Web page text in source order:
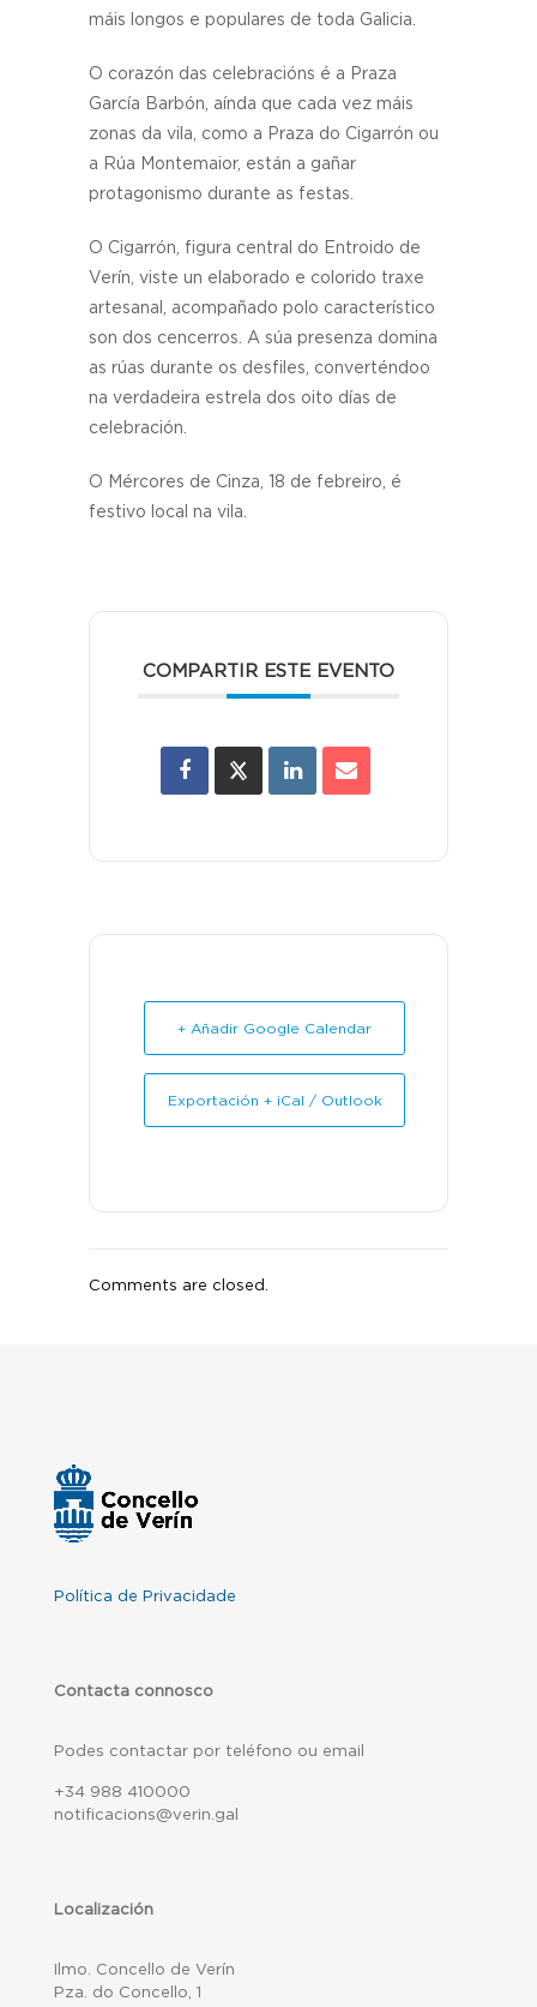
máis longos e populares de toda Galicia.
O corazón das celebracións é a Praza
García Barbón, aínda que cada vez máis
zonas da vila, como a Praza do Cigarrón ou
a Rúa Montemaior, están a gañar
protagonismo durante as festas.
O Cigarrón, figura central do Entroido de
Verín, viste un elaborado e colorido traxe
artesanal, acompañado polo característico
son dos cencerros. A súa presenza domina
as rúas durante os desfiles, converténdoo
na verdadeira estrela dos oito días de
celebración.
O Mércores de Cinza, 18 de febreiro, é
festivo local na vila.
COMPARTIR ESTE EVENTO
+ Añadir Google Calendar
Exportación + iCal / Outlook
Comments are closed.
Política de Privacidade
Contacta connosco
Podes contactar por teléfono ou email
+34 988 410000
notificacions@verin.gal
Localización
Ilmo. Concello de Verín
Pza. do Concello, 1